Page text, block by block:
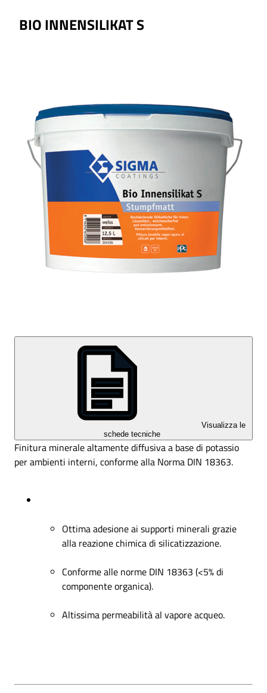
BIO INNENSILIKAT S
Visualizza le
schede tecniche
Finitura minerale altamente diffusiva a base di potassio
per ambienti interni, conforme alla Norma DIN 18363.
Ottima adesione ai supporti minerali grazie
alla reazione chimica di silicatizzazione.
Conforme alle norme DIN 18363 (<5% di
componente organica).
Altissima permeabilità al vapore acqueo.